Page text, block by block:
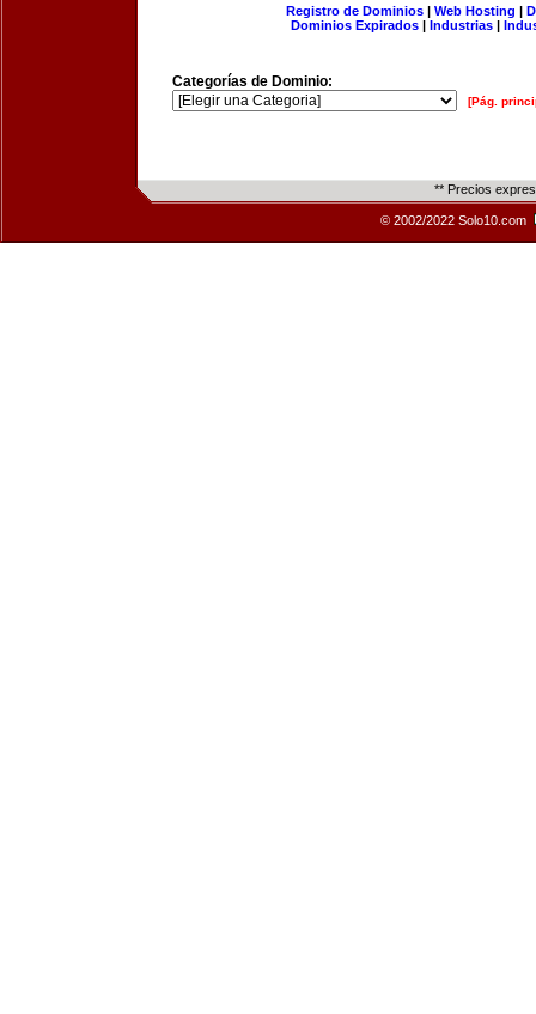
Registro de Dominios| Web Hosting |
Dominios Expirados | Industrias |
Categorías de Dominio:
[Pág.
** Precios
© 2002/2022 Solo10.com